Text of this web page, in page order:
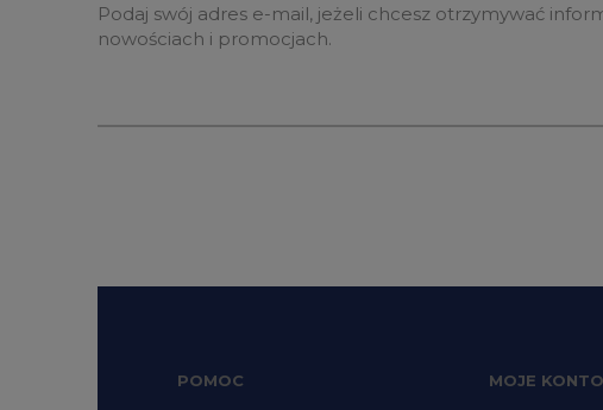
Podaj swój adres e-mail, jeżeli chcesz otrzymywać
nowościach i promocjach.
POMOC MOJE KONTO